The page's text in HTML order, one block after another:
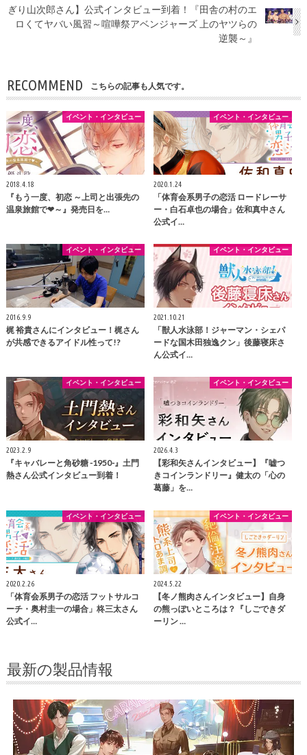
ぎり山次郎さん】公式インタビュー到着！『田舎の村のエ
ロくてヤバい風習～喧嘩祭アベンジャーズ 上のヤツらの
逆襲～』
RECOMMEND こちらの記事も人気です。
イベント・インタビュー
2018.4.18
『もう一度、初恋 ～上司と出張先の
温泉旅館で❤～』発売日を…
イベント・インタビュー
2020.1.24
「体育会系男子の恋活 ロードレーサ
ー・白石卓也の場合」佐和真中さん
公式イ…
イベント・インタビュー
2016.9.9
梶 裕貴さんにインタビュー！梶さん
が共感できるアイドル性って!?
イベント・インタビュー
2021.10.21
「獣人水泳部！ジャーマン・シェパ
ードな国木田独逸クン」後藤寝床さ
ん公式イ…
イベント・インタビュー
2023.2.9
『キャバレーと角砂糖 -1950-』土門
熱さん公式インタビュー到着！
イベント・インタビュー
2026.4.3
【彩和矢さんインタビュー】『嘘つ
きコインランドリー』健太の「心の
葛藤」を…
イベント・インタビュー
2020.2.26
「体育会系男子の恋活 フットサルコ
ーチ・奥村圭一の場合」柊三太さん
公式イ…
イベント・インタビュー
2024.5.22
【冬ノ熊肉さんインタビュー】自身
の熊っぽいところは？『しごできダ
ーリン …
最新の製品情報